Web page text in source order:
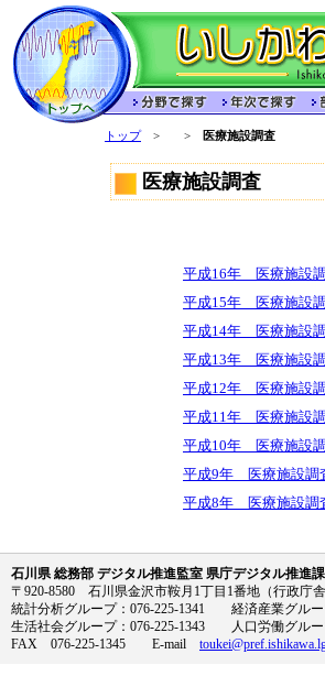
トップ> > 医療施設調査
医療施設調査
平成16年 医療施設
平成15年 医療施設
平成14年 医療施設
平成13年 医療施設
平成12年 医療施設
平成11年 医療施設
平成10年 医療施設
平成9年 医療施設調
平成8年 医療施設調
石川県 総務部 デジタル推進監室 県庁デジタル推進
〒920-8580 石川県金沢市鞍月1丁目1番地（行政庁舎
統計分析グループ：076-225-1341 経済産業グルー
生活社会グループ：076-225-1343 人口労働グルー
FAX 076-225-1345 E-mail